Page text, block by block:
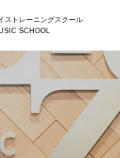
ストレーニングスクール
SCHOOL